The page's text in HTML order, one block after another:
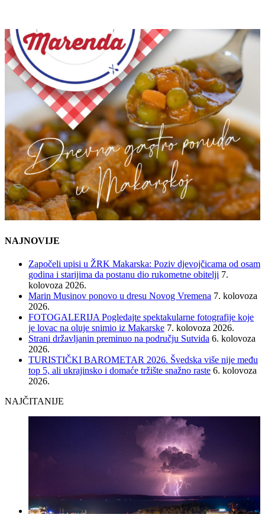
NAJNOVIJE
Započeli upisi u ŽRK Makarska: Poziv djevojčicama od osam
godina i starijima da postanu dio rukometne obitelji 7.
kolovoza 2026.
Marin Musinov ponovo u dresu Novog Vremena 7. kolovoza
2026.
FOTOGALERIJA Pogledajte spektakularne fotografije koje
je lovac na oluje snimio iz Makarske 7. kolovoza 2026.
Strani državljanin preminuo na području Sutvida 6. kolovoza
2026.
TURISTIČKI BAROMETAR 2026. Švedska više nije među
top 5, ali ukrajinsko i domaće tržište snažno raste 6. kolovoza
2026.
NAJČITANIJE